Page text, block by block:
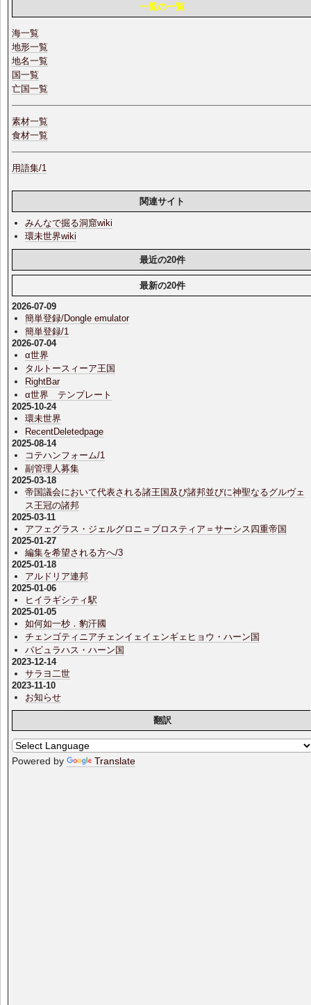
一覧の一覧
海一覧
地形一覧
地名一覧
国一覧
亡国一覧
素材一覧
食材一覧
用語集/1
関連サイト
みんなで掘る洞窟wiki
環未世界wiki
最近の20件
最新の20件
2026-07-09
簡単登録/Dongle emulator
簡単登録/1
2026-07-04
α世界
タルトースィーア王国
RightBar
α世界 テンプレート
2025-10-24
環未世界
RecentDeletedpage
2025-08-14
コテハンフォーム/1
副管理人募集
2025-03-18
帝国議会において代表される諸王国及び諸邦並びに神聖なるグルヴェ
ス王冠の諸邦
2025-03-11
アフェグラス・ジェルグロニ＝ブロスティア＝サーシス四重帝国
2025-01-27
編集を希望される方へ/3
2025-01-18
アルドリア連邦
2025-01-06
ヒイラギシティ駅
2025-01-05
如何如一杪．豹汗國
チェンゴティニアチェンイェイェンギェヒョウ・ハーン国
パビュラハス・ハーン国
2023-12-14
サラヨ二世
2023-11-10
お知らせ
翻訳
Powered by Translate